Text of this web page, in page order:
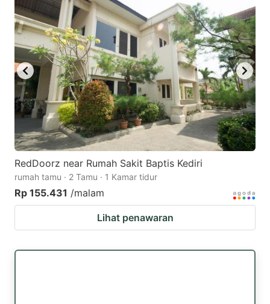
RedDoorz near Rumah Sakit Baptis Kediri
rumah tamu · 2 Tamu · 1 Kamar tidur
Rp 155.431 /malam
Lihat penawaran